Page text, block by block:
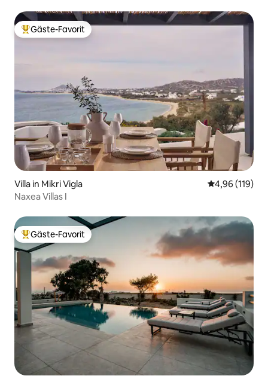
Beliebter Gäste-Favorit.
Gäste-Favorit
Villa in Mikri Vigla
4,96 (119)
Naxea Villas I
Beliebter Gäste-Favorit.
Gäste-Favorit